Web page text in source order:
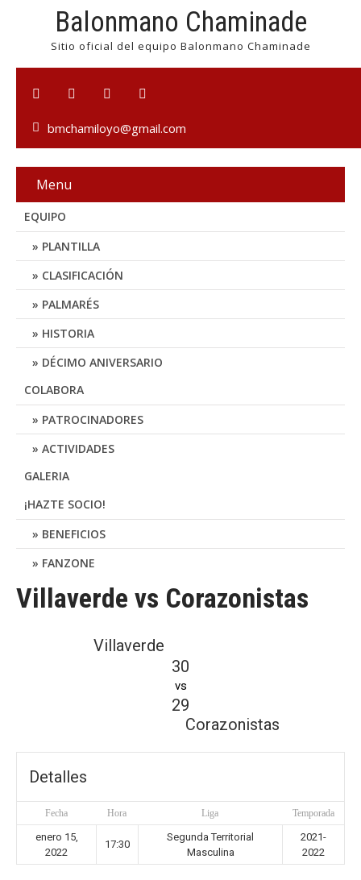
Balonmano Chaminade
Sitio oficial del equipo Balonmano Chaminade
bmchamiloyo@gmail.com
Menu
EQUIPO
PLANTILLA
CLASIFICACIÓN
PALMARÉS
HISTORIA
DÉCIMO ANIVERSARIO
COLABORA
PATROCINADORES
ACTIVIDADES
GALERIA
¡HAZTE SOCIO!
BENEFICIOS
FANZONE
Villaverde vs Corazonistas
Villaverde
30
vs
29
Corazonistas
Detalles
Fecha Hora Liga Temporada
enero 15,
2022
17:30
Segunda Territorial
Masculina
2021-
2022